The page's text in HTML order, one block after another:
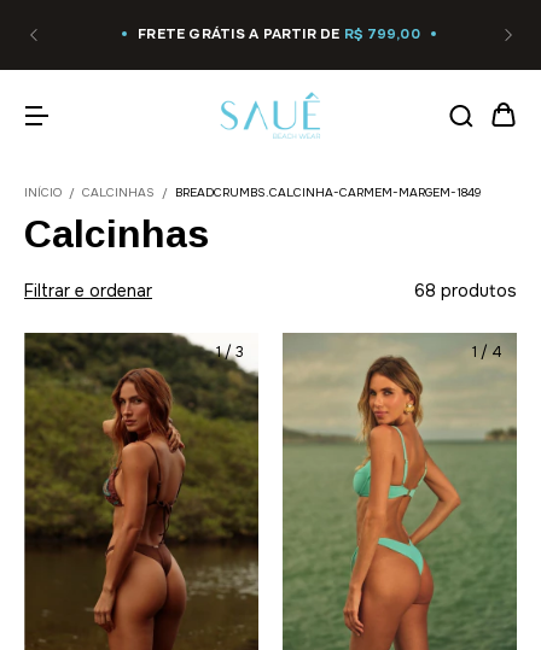
FRETE GRÁTIS A PARTIR DER$ 799,00
INÍCIO / CALCINHAS / BREADCRUMBS.CALCINHA-CARMEM-MARGEM-1849
Calcinhas
Filtrar e ordenar 68 produtos
1/3 1 / 4